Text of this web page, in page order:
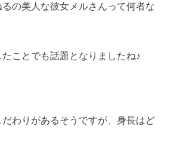
の美人な彼女メルさんって何者な
ことでも話題となりましたね♪
わりがあるそうですが、身長はど